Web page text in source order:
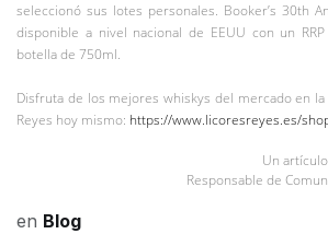
seleccionó sus lotes personales. Booker’s 30th
disponible a nivel nacional de EEUU con un
botella de 750ml.
Disfruta de los mejores whiskys del mercado en
Reyes hoy mismo: https://www.licoresreyes.es/
Un
Responsable de
en Blog